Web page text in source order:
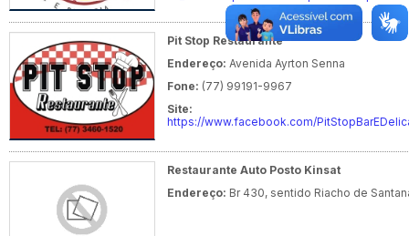
Pit Stop Restaurante
Endereço: Avenida Ayrton Senna
Fone: (77) 99191-9967
Site:
https://www.facebook.com/
Restaurante Auto Posto Kinsat
Endereço: Br 430, sentido Riacho de